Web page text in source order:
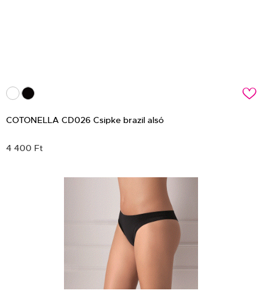
c
COTONELLA CD026 Csipke brazil alsó
4 400 Ft